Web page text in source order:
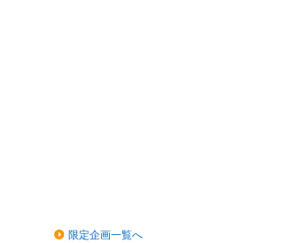
限定企画一覧へ